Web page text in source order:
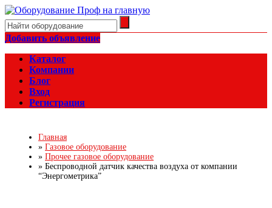
Добавить объявление
Каталог
Компании
Блог
Вход
Регистрация
Главная
» Газовое оборудование
» Прочее газовое оборудование
» Беспроводной датчик качества воздуха от компании
“Энергометрика”